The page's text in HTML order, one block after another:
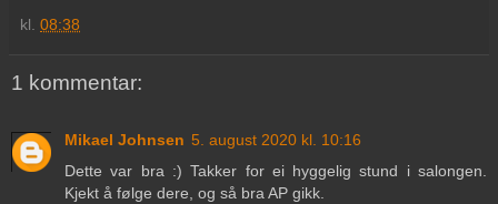
kl. 08:38
1 kommentar:
Mikael Johnsen 5. august 2020 kl. 10:16
Dette var bra :) Takker for ei hyggelig stund i salongen.
Kjekt å følge dere, og så bra AP gikk.